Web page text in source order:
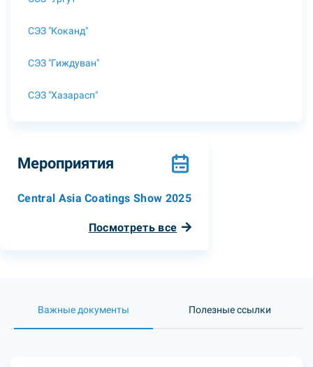
СЭЗ "Коканд"
СЭЗ "Гиждуван"
СЭЗ "Хазарасп"
Мероприятия
Central Asia Coatings Show 2025
Посмотреть все
Важные документы Полезные ссылки